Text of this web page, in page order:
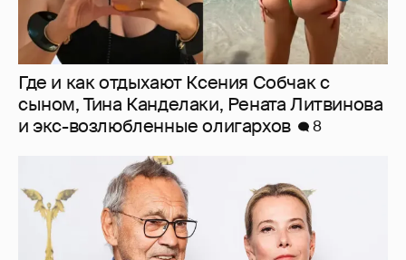
В сети появилось архивное фото Андрея
Кончаловского и Юлии Высоцкой на
отдыхе в Италии
7